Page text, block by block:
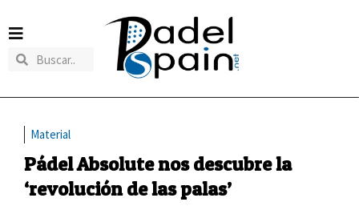
Material
Pádel Absolute nos descubre la
‘revolución de las palas’